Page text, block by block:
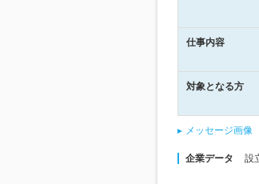
仕事内容
対象となる方
メッセージ画像
企業データ 設